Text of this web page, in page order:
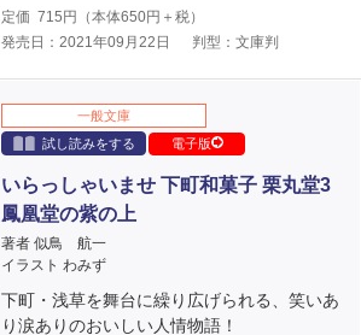
定価 715 円（本体650円＋税）
発売日：2021年09月22日
判型：文庫判
一般文庫
試し読みをする
電子版
いらっしゃいませ 下町和菓子 栗丸堂3
鳳凰堂の紫の上
著者 似鳥 航一
イラスト わみず
下町・浅草を舞台に繰り広げられる、笑いあ
り涙ありのおいしい人情物語！